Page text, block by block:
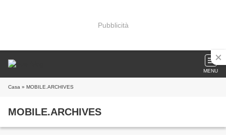
Pubblicità
MENU
Casa » MOBILE.ARCHIVES
MOBILE.ARCHIVES